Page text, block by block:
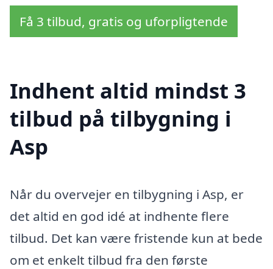
Få 3 tilbud, gratis og uforpligtende
Indhent altid mindst 3
tilbud på tilbygning i
Asp
Når du overvejer en tilbygning i Asp, er
det altid en god idé at indhente flere
tilbud. Det kan være fristende kun at bede
om et enkelt tilbud fra den første